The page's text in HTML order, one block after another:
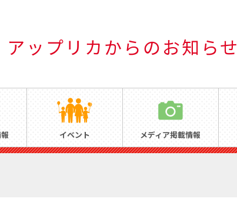
アップリカからのお知らせ
イベント メディア掲載情報